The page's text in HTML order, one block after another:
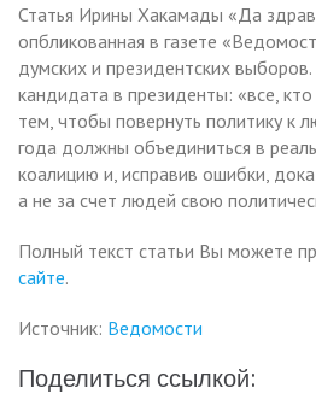
Статья Ирины Хакамады «Да
опбликованная в газете
думских и президентских
кандидата в президенты: «все,
тем, чтобы повернуть политику к
года должны объединиться в
коалицию и, исправив ошибки,
а не за счет людей свою
Полный текст статьи Вы можете
сайте.
Источник: Ведомости
Поделиться ссылкой: